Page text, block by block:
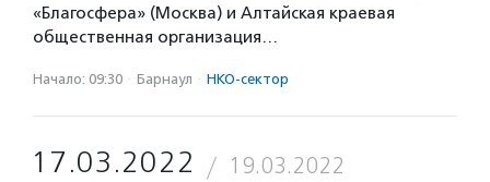
«Благосфера» (Москва) и Алтайская краевая
общественная организация…
Начало: 09:30 · Барнаул · НКО-сектор
17.03.2022 19.03.2022